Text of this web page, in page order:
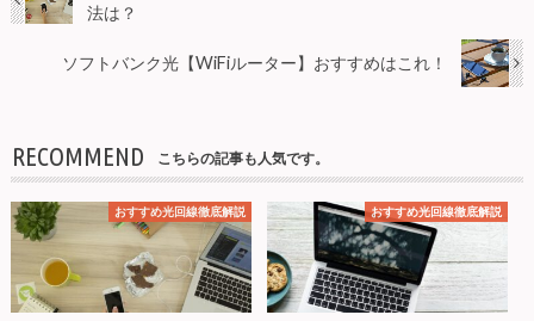
法は？
ソフトバンク光【WiFiルーター】おすすめはこれ！
RECOMMEND こちらの記事も人気です。
おすすめ光回線徹底解説 おすすめ光回線徹底解説